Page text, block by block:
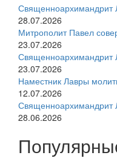
Священноархимандрит
28.07.2026
Митрополит Павел
23.07.2026
Священноархимандрит
23.07.2026
Наместник Лавры
12.07.2026
Священноархимандрит
28.06.2026